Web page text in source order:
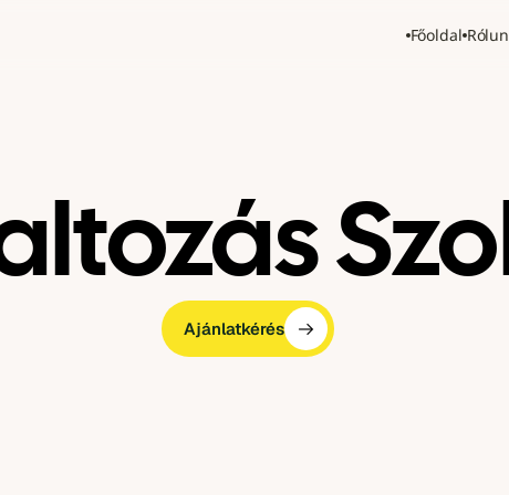
Főoldal
Ajánlatkérés